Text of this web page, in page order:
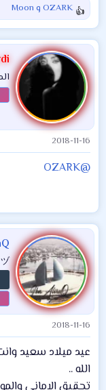
ا
ل
ت
ف
ا
ع
ل
ا
ت
:
OZARK و Moon
2018-11-16
@OZARK
ヅ واحد من الناس ヅ
2018-11-16
عيد ميلاد سعيد
الله ..
تحقيق الاماني